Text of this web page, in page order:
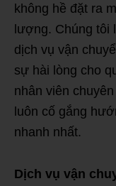
không hề đặt ra
lượng. Chúng tôi
dịch vụ vận
sự hài lòng cho
nhân viên
luôn cố gắng
nhanh nhất.
Dịch vụ vận